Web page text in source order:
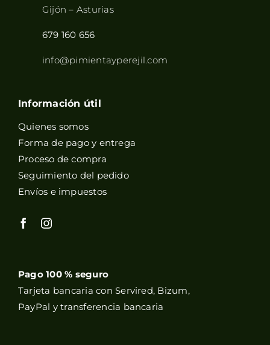
Gijón – Asturias
679 160 656
info@pimientayperejil.com
Información útil
Quienes somos
Forma de pago y entrega
Proceso de compra
Seguimiento del pedido
Envíos e impuestos
Pago 100 % seguro
Tarjeta bancaria con Servired, Bizum,
PayPal y transferencia bancaria